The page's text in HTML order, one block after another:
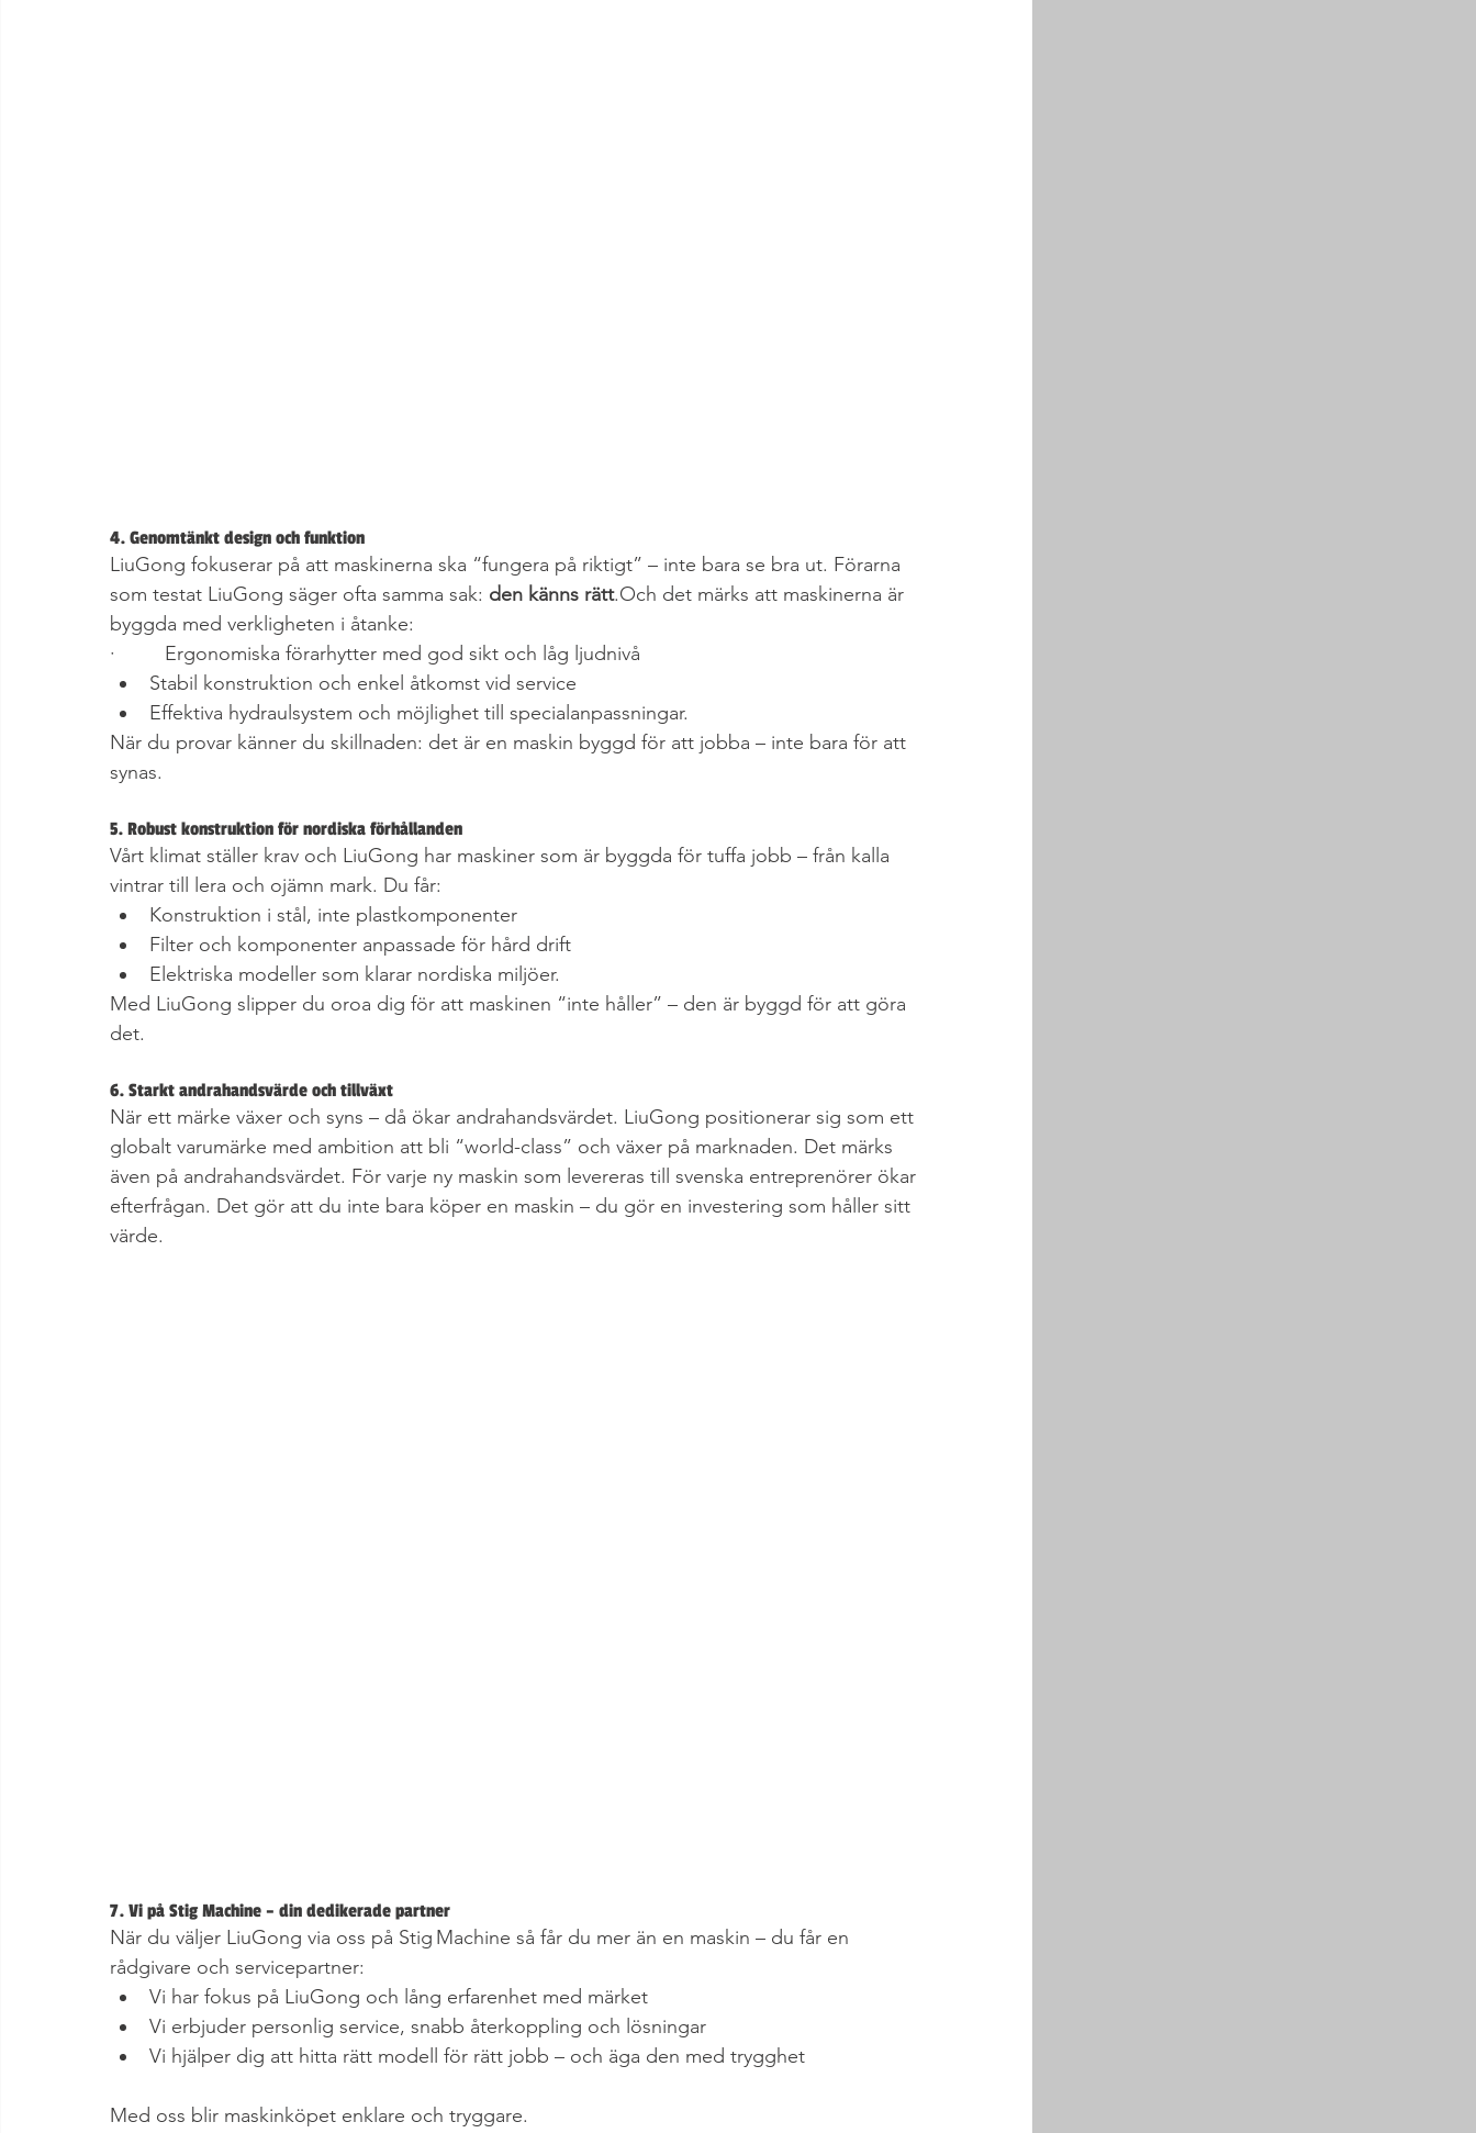
4. Genomtänkt design och funktion
LiuGong fokuserar på att maskinerna ska “fungera på riktigt” – inte bara se bra ut. Förarna
som testat LiuGong säger ofta samma sak: den känns rätt.Och det märks att maskinerna är
byggda med verkligheten i åtanke:
·         Ergonomiska förarhytter med god sikt och låg ljudnivå
Stabil konstruktion och enkel åtkomst vid service
Effektiva hydraulsystem och möjlighet till specialanpassningar.
När du provar känner du skillnaden: det är en maskin byggd för att jobba – inte bara för att
synas.
5. Robust konstruktion för nordiska förhållanden
Vårt klimat ställer krav och LiuGong har maskiner som är byggda för tuffa jobb – från kalla
vintrar till lera och ojämn mark. Du får:
Konstruktion i stål, inte plastkomponenter
Filter och komponenter anpassade för hård drift
Elektriska modeller som klarar nordiska miljöer.
Med LiuGong slipper du oroa dig för att maskinen “inte håller” – den är byggd för att göra
det.
6. Starkt andrahandsvärde och tillväxt
När ett märke växer och syns – då ökar andrahandsvärdet. LiuGong positionerar sig som ett
globalt varumärke med ambition att bli “world-class” och växer på marknaden. Det märks
även på andrahandsvärdet. För varje ny maskin som levereras till svenska entreprenörer ökar
efterfrågan. Det gör att du inte bara köper en maskin – du gör en investering som håller sitt
värde.
7. Vi på Stig Machine – din dedikerade partner
När du väljer LiuGong via oss på Stig Machine så får du mer än en maskin – du får en
rådgivare och servicepartner:
Vi har fokus på LiuGong och lång erfarenhet med märket
Vi erbjuder personlig service, snabb återkoppling och lösningar
Vi hjälper dig att hitta rätt modell för rätt jobb – och äga den med trygghet
Med oss blir maskinköpet enklare och tryggare.